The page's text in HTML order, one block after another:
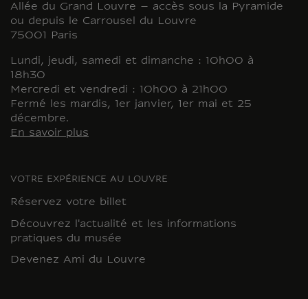
Allée du Grand Louvre – accès sous la Pyramide
ou depuis le Carrousel du Louvre
75001 Paris
Lundi, jeudi, samedi et dimanche : 10h00 à
18h30
Mercredi et vendredi : 10h00 à 21h00
Fermé les mardis, 1er janvier, 1er mai et 25
décembre.
En savoir plus
VOTRE EXPÉRIENCE AU LOUVRE
Réservez votre billet
Découvrez l'actualité et les informations
pratiques du musée
Devenez Ami du Louvre